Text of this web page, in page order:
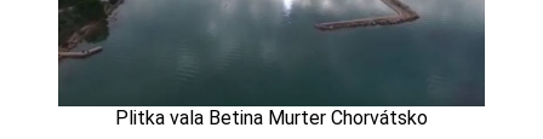
Plitka vala Betina Murter Chorvátsko